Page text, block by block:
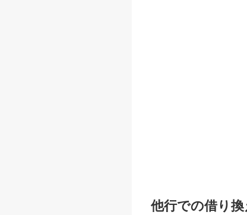
他行での借り